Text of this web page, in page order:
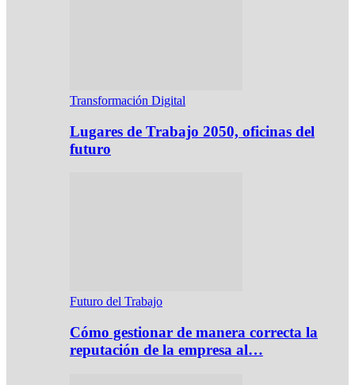
Transformación Digital
Lugares de Trabajo 2050, oficinas del
futuro
Futuro del Trabajo
Cómo gestionar de manera correcta la
reputación de la empresa al…